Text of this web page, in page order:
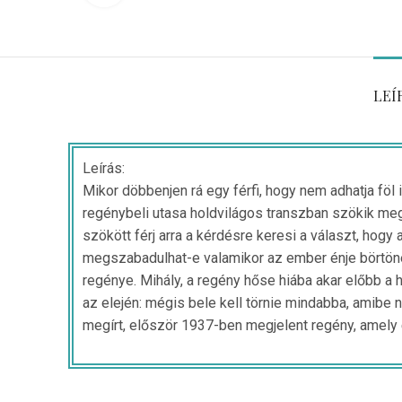
Leírás:
Mikor döbbenjen rá egy férfi, hogy nem adhatja föl
regénybeli utasa holdvilágos transzban szökik
szökött férj arra a kérdésre keresi a választ,
megszabadulhat-e valamikor az ember énje
regénye. Mihály, a regény hőse hiába akar előbb
az elején: mégis bele kell törnie mindabba, amibe
megírt, először 1937-ben megjelent regény,